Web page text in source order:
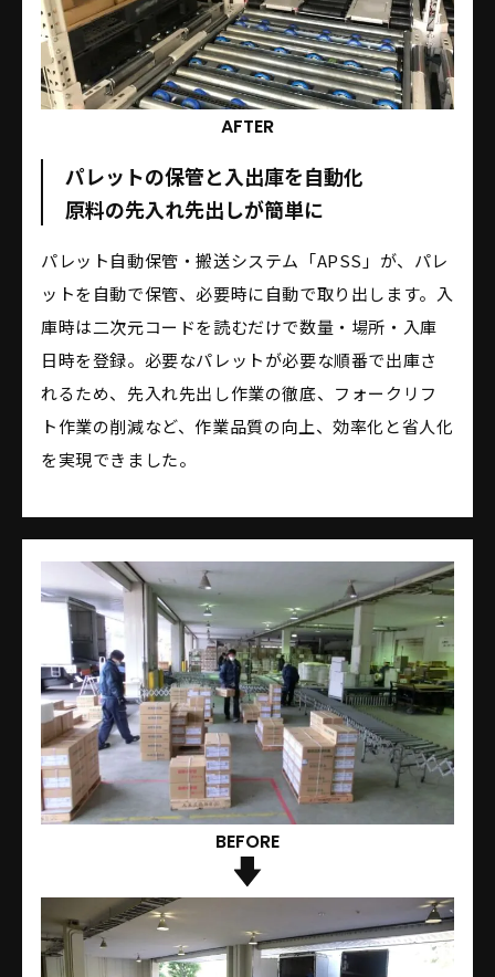
AFTER
パレットの保管と入出庫を自動化
原料の先入れ先出しが簡単に
パレット自動保管・搬送システム「APSS」が、パレ
ットを自動で保管、必要時に自動で取り出します。入
庫時は二次元コードを読むだけで数量・場所・入庫
日時を登録。必要なパレットが必要な順番で出庫さ
れるため、先入れ先出し作業の徹底、フォークリフ
ト作業の削減など、作業品質の向上、効率化と省人化
を実現できました。
BEFORE